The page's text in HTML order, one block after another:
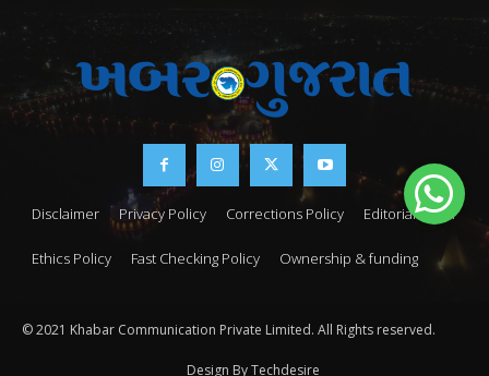
Disclaimer Privacy Policy Corrections Policy Editorial Team
Ethics Policy Fast Checking Policy Ownership & funding
© 2021 Khabar Communication Private Limited. All Rights reserved.
Design By Techdesire